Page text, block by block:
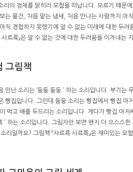
의 정체를 밝히러 모험을 떠납니다. 모르기 때문
는 물건, 처음 맡는 냄새, 처음 만나는 사람까지 아
직 경험하지 못했기에 알 수 없는 미래에 대한 두려
르륵』은 알 수 없는 것에 대한 두려움을 이겨내는
그림책
난 소리는 ‘둥둥 둥둥.’ 하는 소리입니다. 부기는
빵집입니다. 그런데 둥둥 소리는 빵집에서 빵집 아
먹고 배를 두드리는 소리입니다. 게다가 빵집 아저
하는 소리입니다. 그림자만 보면 왠지 더 으스스한
일까요? 그림책 『사르륵 사르륵』은 재미있는 모